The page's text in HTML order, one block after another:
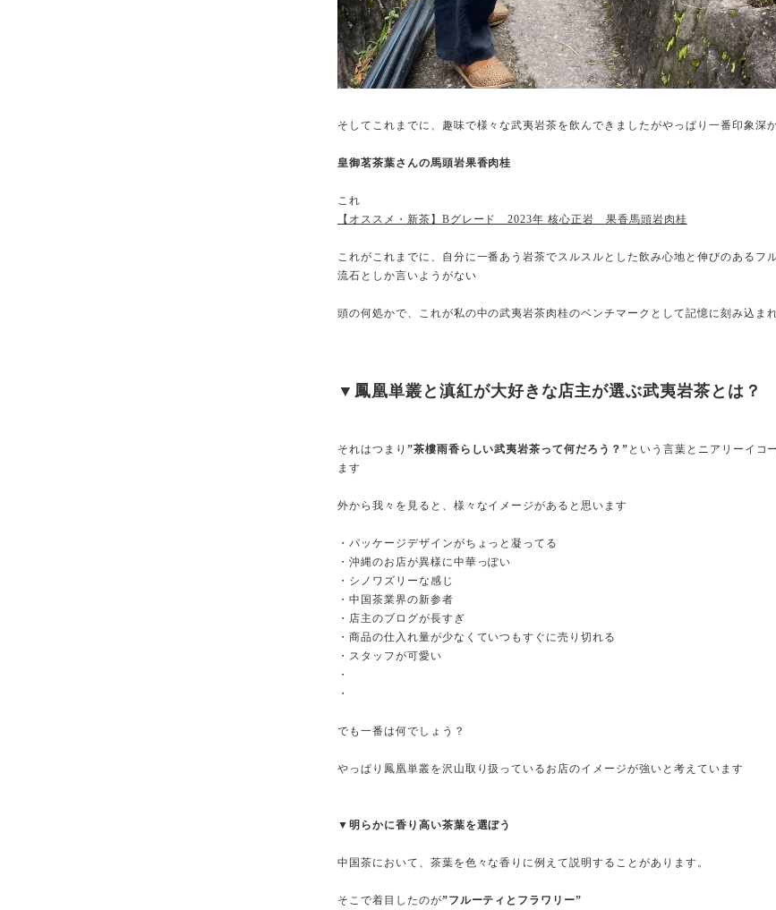
そしてこれまでに、趣味で様々な武夷岩茶を飲んできましたがやっぱり一番印象深
皇御茗茶葉さんの馬頭岩果香肉桂
これ
【オススメ・新茶】Bグレード 2023年 核心正岩 果香馬頭岩肉桂
これがこれまでに、自分に一番あう岩茶でスルスルとした飲み心地と伸びのあるフ
流石としか言いようがない
頭の何処かで、これが私の中の武夷岩茶肉桂のベンチマークとして記憶に刻み込まれ
▼鳳凰単叢と滇紅が大好きな店主が選ぶ武夷岩茶とは？
それはつまり ”茶樓雨香らしい武夷岩茶って何だろう？” という言葉とニアリーイコ
ます
外から我々を見ると、様々なイメージがあると思います
・パッケージデザインがちょっと凝ってる
・沖縄のお店が異様に中華っぽい
・シノワズリーな感じ
・中国茶業界の新参者
・店主のブログが長すぎ
・商品の仕入れ量が少なくていつもすぐに売り切れる
・スタッフが可愛い
・
・
でも一番は何でしょう？
やっぱり鳳凰単叢を沢山取り扱っているお店のイメージが強いと考えています
▼明らかに香り高い茶葉を選ぼう
中国茶において、茶葉を色々な香りに例えて説明することがあります。
そこで着目したのが”フルーティとフラワリー”